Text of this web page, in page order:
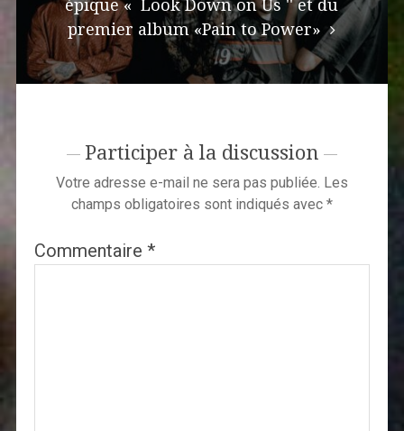
épique « Look Down on Us '' et du
premier album «Pain to Power»
Participer à la discussion
Votre adresse e-mail ne sera pas publiée. Les
champs obligatoires sont indiqués avec *
Commentaire *